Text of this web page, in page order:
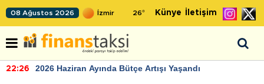
08 Ağustos 2026 26° Künye İletişim
22:26 2026 Haziran Ayında Bütçe Artışı Yaşandı